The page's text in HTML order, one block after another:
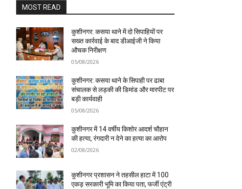
MOST READ
कुशीनगर: कसया थाने में दो सिपाहियों पर
सख्त कार्रवाई के बाद डीआईजी ने किया
औचक निरीक्षण
05/08/2026
कुशीनगर: कसया थाने के सिपाही पर ढाबा
संचालक से लड़की की डिमांड और मारपीट पर
बड़ी कार्यवाही
05/08/2026
कुशीनगर में 14 वर्षीय किशोर आदर्श चौहान
की हत्या, रंगदारी न देने का हत्या का आरोप
02/08/2026
कुशीनगर प्रशासन ने तहसील हाटा में 100
एकड़ सरकारी भूमि का किया पता, फर्जी एंट्री